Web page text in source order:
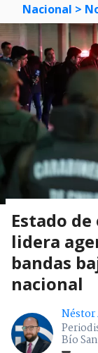
Nacional >
Estado
lidera
bandas
nacional
Bío